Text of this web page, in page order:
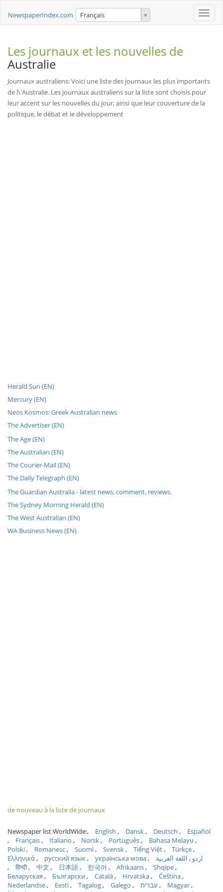
Toggle
NewspaperIndex.com Français
Les journaux et les nouvelles de
Australie
Journaux australiens: Voici une liste des journaux les plus importants
de l\'Australie. Les journaux australiens sur la liste sont choisis pour
leur accent sur les nouvelles du jour, ainsi que leur couverture de la
politique, le débat et le développement
Herald Sun (EN)
Mercury (EN)
Neos Kosmos: Greek Australian news
The Advertiser (EN)
The Age (EN)
The Australian (EN)
The Courier-Mail (EN)
The Daily Telegraph (EN)
The Guardian Australia - latest news, comment, reviews.
The Sydney Morning Herald (EN)
The West Australian (EN)
WA Business News (EN)
de nouveau à la liste de journaux
Newspaper list WorldWide: English Dansk Deutsch
Español
Français
Italiano Norsk Português
Bahasa Melayu
Polski
Romanesc Suomi Svensk Tiếng Việt
Türkçe
Ελληνικά
русский язык українська мова اردو
اللغة العربية
हिन्दी
中文 日本語 한국어 Afrikaans
Shqipe
Беларуская
Български Català Hrvatska
Čeština
Nederlandse
Eesti Tagalog Galego עברית
Magyar